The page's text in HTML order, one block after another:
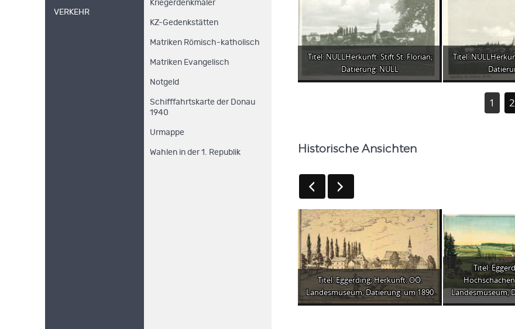
Kriegerdenkmäler
KZ-Gedenkstätten
Matriken Römisch-katholisch
Matriken Evangelisch
Notgeld
Schifffahrtskarte der Donau
1940
Urmappe
Wahlen in der 1. Republik
VERKEHR
Titel: NULLHerkunft: Stift St. Florian;
Datierung: NULL
Titel:
1 2
Historische Ansichten
Titel: Eggerding; Herkunft: OÖ.
Landesmuseum; Datierung: um 1890
Titel:
Landesmuseum;